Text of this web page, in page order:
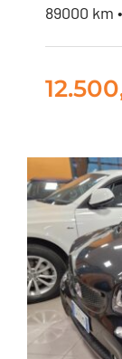
89000 km